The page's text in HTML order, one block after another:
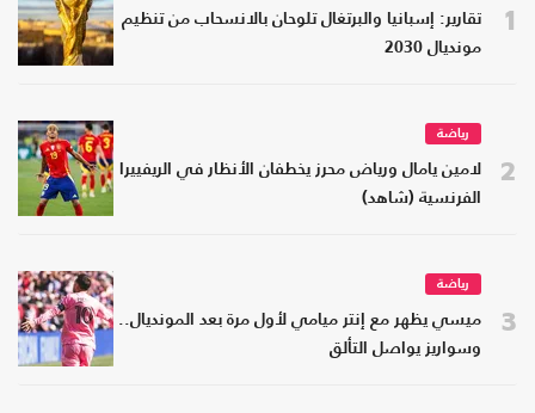
1
تقارير: إسبانيا والبرتغال تلوحان بالانسحاب من تنظيم
مونديال 2030
2
رياضة
لامين يامال ورياض محرز يخطفان الأنظار في الريفييرا
الفرنسية (شاهد)
3
رياضة
ميسي يظهر مع إنتر ميامي لأول مرة بعد المونديال..
وسواريز يواصل التألق